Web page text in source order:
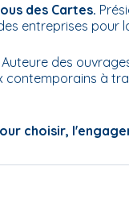
des Cartes.
entreprises pour
Auteure des
contemporains à
choisir,